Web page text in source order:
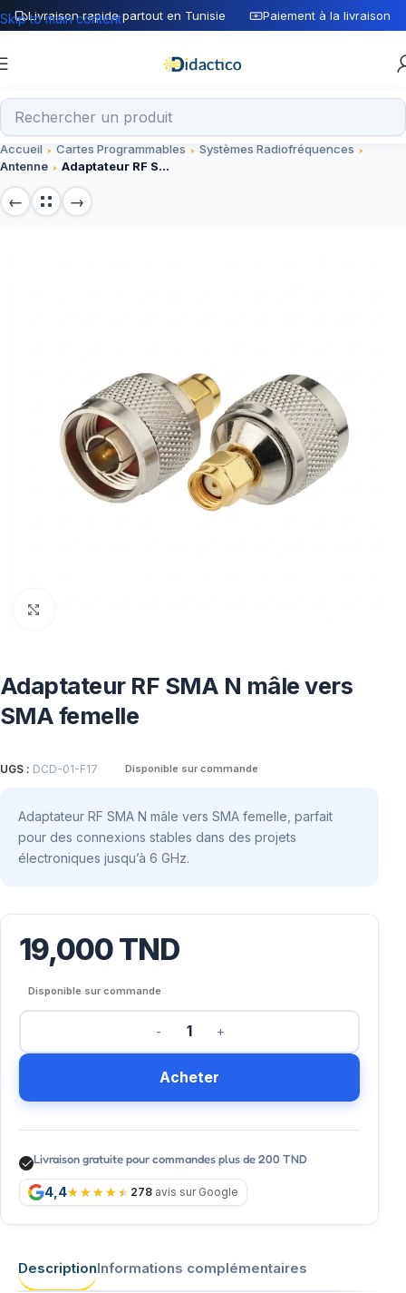
Livraison rapide partout en Tunisie Paiement à la livraison
Skip to main content
Accueil Cartes Programmables
Systèmes Radiofréquences
Antenne
Adaptateur RF SMA N mâle vers SMA femelle
Adaptateur RF SMA N mâle vers
SMA femelle
UGS : DCD-01-F17 Disponible sur commande
Adaptateur RF SMA N mâle vers SMA femelle, parfait
pour des connexions stables dans des projets
électroniques jusqu’à 6 GHz.
19,000TND
Disponible sur commande
Acheter
Livraison gratuite pour commandes plus de 200 TND
4,4 278 avis sur Google
DescriptionInformations complémentaires